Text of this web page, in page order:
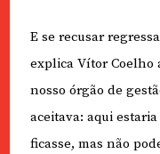
E se recusar
explica Vítor Coelho
nosso órgão de
aceitava: aqui
ficasse, mas não